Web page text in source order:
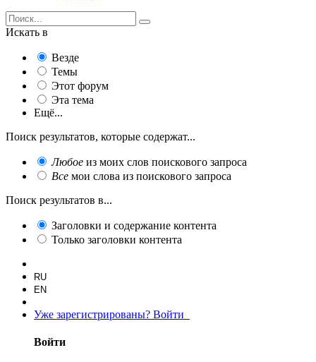
Искать в
Везде
Темы
Этот форум
Эта тема
Ещё...
Поиск результатов, которые содержат...
Любое из моих слов поискового запроса
Все мои слова из поискового запроса
Поиск результатов в...
Заголовки и содержание контента
Только заголовки контента
RU
EN
Уже зарегистрированы? Войти
Войти